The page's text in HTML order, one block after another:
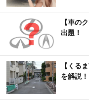
【車の
出題！
【くる
を解説！